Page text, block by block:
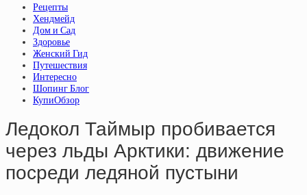
Рецепты
Хендмейд
Дом и Сад
Здоровье
Женский Гид
Путешествия
Интересно
Шопинг Блог
КупиОбзор
Ледокол Таймыр пробивается
через льды Арктики: движение
посреди ледяной пустыни